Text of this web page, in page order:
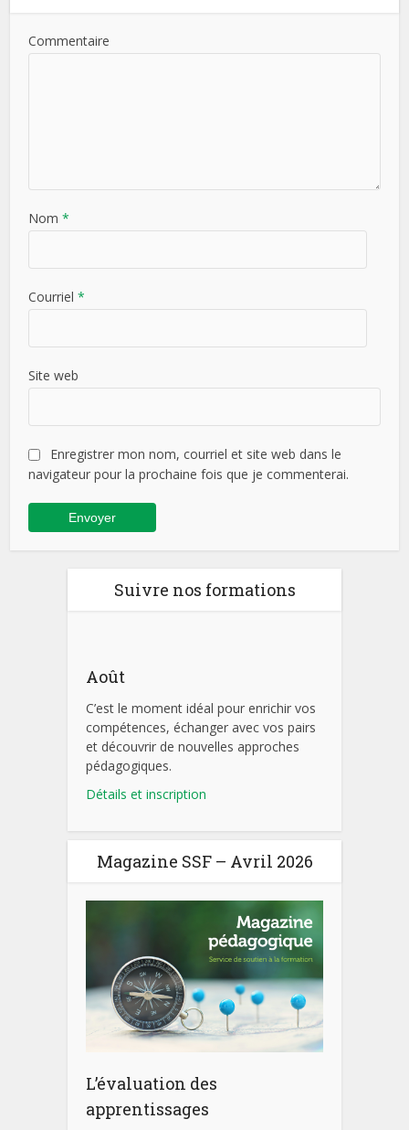
Commentaire
Nom*
Courriel*
Site web
Enregistrer mon nom, courriel et site web dans le
navigateur pour la prochaine fois que je commenterai.
Suivre nos formations
Août
C’est le moment idéal pour enrichir vos
compétences, échanger avec vos pairs
et découvrir de nouvelles approches
pédagogiques.
Détails et inscription
Magazine SSF – Avril 2026
L’évaluation des
apprentissages